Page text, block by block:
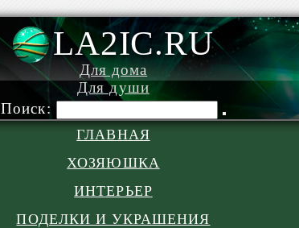
LA2IC.RU
Для дома
Для души
Поиск:
ГЛАВНАЯ
ХОЗЯЮШКА
ИНТЕРЬЕР
ПОДЕЛКИ И УКРАШЕНИЯ